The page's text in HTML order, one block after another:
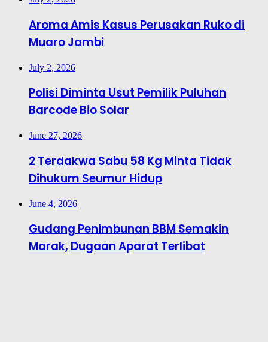
Aroma Amis Kasus Perusakan Ruko di
Muaro Jambi
July 2, 2026
Polisi Diminta Usut Pemilik Puluhan
Barcode Bio Solar
June 27, 2026
2 Terdakwa Sabu 58 Kg Minta Tidak
Dihukum Seumur Hidup
June 4, 2026
Gudang Penimbunan BBM Semakin
Marak, Dugaan Aparat Terlibat